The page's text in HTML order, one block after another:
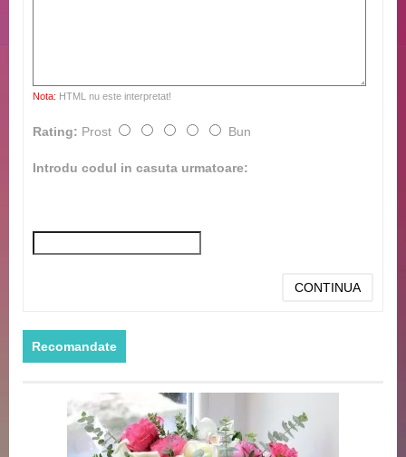
Nota: HTML nu este interpretat!
Rating: Prost Bun
Introdu codul in casuta urmatoare:
CONTINUA
Recomandate